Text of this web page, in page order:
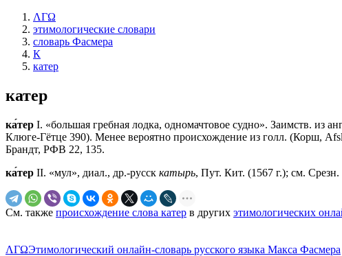
ΛΓΩ
этимологические словари
словарь Фасмера
К
катер
катер
ка́тер I. «большая гребная лодка, одномачтовое судно». Заимств. из
Клюге-Гётце 390). Менее вероятно происхождение из голл. (Корш,
Брандт, РФВ 22, 135.
ка́тер II. «мул», диал., др.-русск катырь, Пут. Кит. (1567 г.); см.
См. также происхождение слова катер в других этимологических
ΛΓΩЭтимологический онлайн-словарь русского языка Макса Фасмера